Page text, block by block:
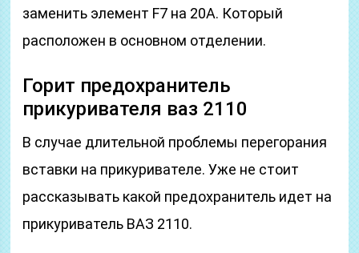
заменить элемент F7 на 20А. Который
расположен в основном отделении.
Горит предохранитель
прикуривателя ваз 2110
В случае длительной проблемы перегорания
вставки на прикуривателе. Уже не стоит
рассказывать какой предохранитель идет на
прикуриватель ВАЗ 2110.